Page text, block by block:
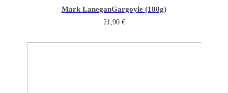
Mark LaneganGargoyle (180g)
21,90 €